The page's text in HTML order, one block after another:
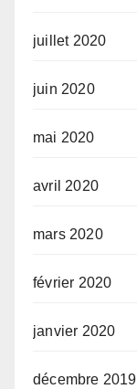
juillet 2020
juin 2020
mai 2020
avril 2020
mars 2020
février 2020
janvier 2020
décembre 2019